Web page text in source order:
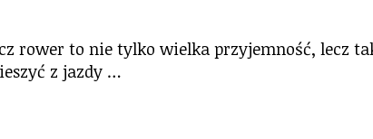
rower to nie tylko wielka przyjemność, lecz
z jazdy …